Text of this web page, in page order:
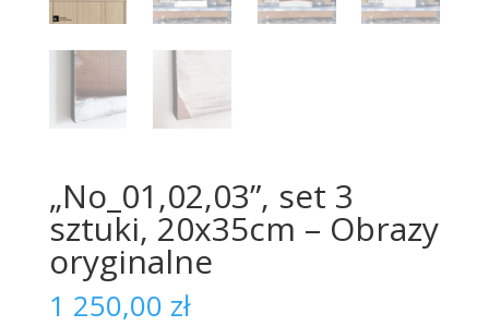
„No_01,02,03”, set 3
sztuki, 20x35cm – Obrazy
oryginalne
1 250,00 zł